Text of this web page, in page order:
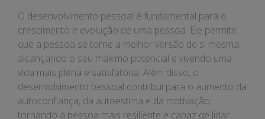
O desenvolvimento pessoal é fundamental para o
crescimento e evolução de uma pessoa. Ele permite
que a pessoa se torne a melhor versão de si mesma,
alcançando o seu máximo potencial e vivendo uma
vida mais plena e satisfatória. Além disso, o
desenvolvimento pessoal contribui para o aumento da
autoconfiança, da autoestima e da motivação,
tornando a pessoa mais resiliente e capaz de lidar